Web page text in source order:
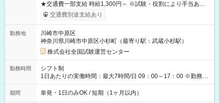
★交通費一部支給 時給1,300円～ ※試験・役割により手当あり
※勤務回数により昇給あり 【即給（前払い）オプションあ
り！】 希望される場合、勤務から1週間ほどで給与の一部を受け
例】 ・河合塾模擬試験 8:30～17:30（休憩1時間） 時給1,300円
×8時間＝日収10,400円＋交通費 ※当日の役割により時給＋100
円の場合あり ・国家試験 7:00～13:30（休憩なし） 時給1,300
円（役割手当＋100円）×6時間＝日収8,400円＋交通費 【試用期
間】試用期間なし
交通費別途支給あり
勤務地
川崎市中原区
神奈川県川崎市中原区小杉町（最寄り駅：武蔵小杉駅）
株式会社全国試験運営センター
勤務時間
シフト制
1日あたりの実働時間：最大7時間/日 09：00～17：00 ※勤務時
間は 試験により異なります。
期間 単発・1日のみOK / 短期（1ヶ月以内）